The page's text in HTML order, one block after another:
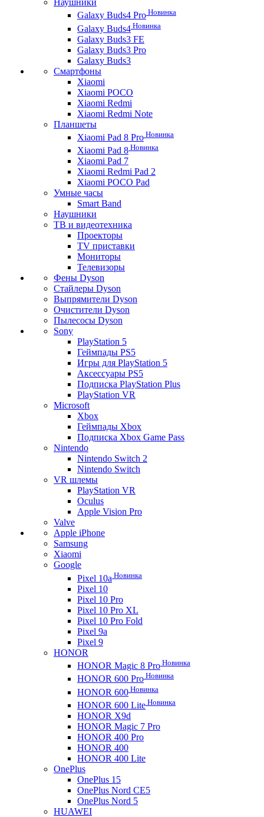
Наушники
Galaxy Buds4 Pro Новинка
Galaxy Buds4 Новинка
Galaxy Buds3 FE
Galaxy Buds3 Pro
Galaxy Buds3
Смартфоны
Xiaomi
Xiaomi POCO
Xiaomi Redmi
Xiaomi Redmi Note
Планшеты
Xiaomi Pad 8 Pro Новинка
Xiaomi Pad 8 Новинка
Xiaomi Pad 7
Xiaomi Redmi Pad 2
Xiaomi POCO Pad
Умные часы
Smart Band
Наушники
ТВ и видеотехника
Проекторы
TV приставки
Мониторы
Телевизоры
Фены Dyson
Стайлеры Dyson
Выпрямители Dyson
Очистители Dyson
Пылесосы Dyson
Sony
PlayStation 5
Геймпады PS5
Игры для PlayStation 5
Аксессуары PS5
Подписка PlayStation Plus
PlayStation VR
Microsoft
Xbox
Геймпады Xbox
Подписка Xbox Game Pass
Nintendo
Nintendo Switch 2
Nintendo Switch
VR шлемы
PlayStation VR
Oculus
Apple Vision Pro
Valve
Apple iPhone
Samsung
Xiaomi
Google
Pixel 10a Новинка
Pixel 10
Pixel 10 Pro
Pixel 10 Pro XL
Pixel 10 Pro Fold
Pixel 9a
Pixel 9
HONOR
HONOR Magic 8 Pro Новинка
HONOR 600 Pro Новинка
HONOR 600 Новинка
HONOR 600 Lite Новинка
HONOR X9d
HONOR Magic 7 Pro
HONOR 400 Pro
HONOR 400
HONOR 400 Lite
OnePlus
OnePlus 15
OnePlus Nord CE5
OnePlus Nord 5
HUAWEI